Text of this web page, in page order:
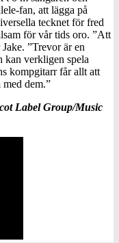
fan, att lägga på
tecknet för fred
för vår tids oro. ”Att
”Trevor är en
kan verkligen spela
kompgitarr får allt att
dem.”
Label Group/Music